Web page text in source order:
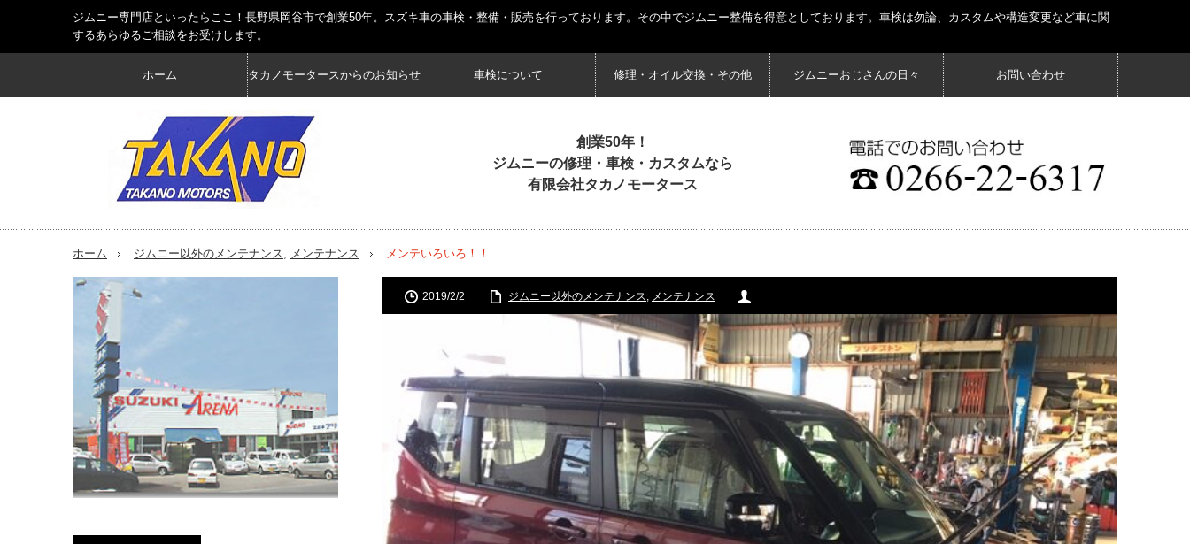
ジムニー専門店といったらここ！長野県岡谷市で創業50年。スズキ車の車検・整備・販売を行っております。その中でジムニー整備を得意としております。車検は勿論、カスタムや構造変更など車に関
するあらゆるご相談をお受けします。
ホーム タカノモータースからのお知らせ 車検について 修理・オイル交換・その他 ジムニーおじさんの日々 お問い合わせ
創業50年！
ジムニーの修理・車検・カスタムなら
有限会社タカノモータース
ホーム ジムニー以外のメンテナンス, メンテナンス メンテいろいろ！！
2019/2/2 ジムニー以外のメンテナンス, メンテナンス